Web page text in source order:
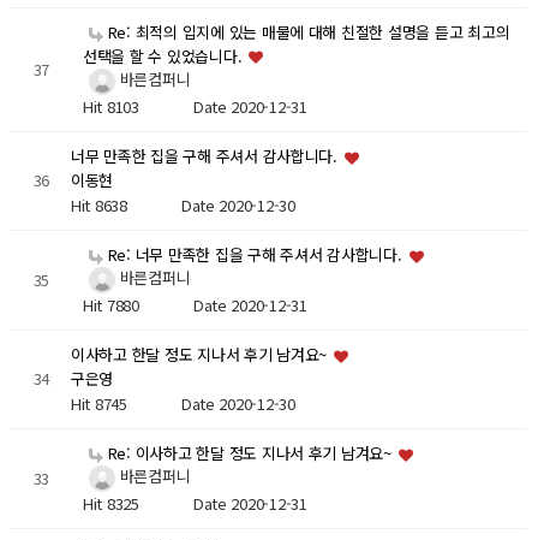
37
Re: 최적의 입지에 있는 매물에 대해 친절한 설명을 듣고 최고의
선택을 할 수 있었습니다.
바른컴퍼니
Hit 8103 Date 2020-12-31
36
너무 만족한 집을 구해 주셔서 감사합니다.
이동현
Hit 8638 Date 2020-12-30
35
Re: 너무 만족한 집을 구해 주셔서 감사합니다.
바른컴퍼니
Hit 7880 Date 2020-12-31
34
이사하고 한달 정도 지나서 후기 남겨요~
구은영
Hit 8745 Date 2020-12-30
33
Re: 이사하고 한달 정도 지나서 후기 남겨요~
바른컴퍼니
Hit 8325 Date 2020-12-31